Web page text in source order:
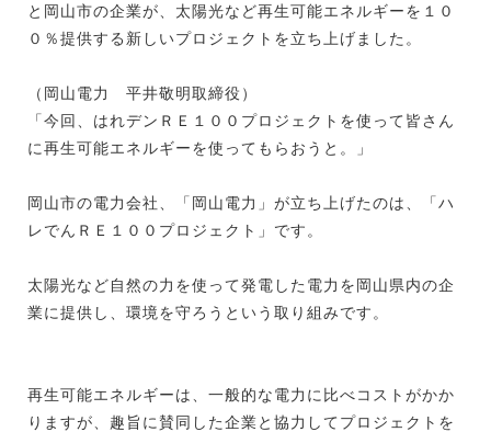
と岡山市の企業が、太陽光など再生可能エネルギーを１０
０％提供する新しいプロジェクトを立ち上げました。
（岡山電力 平井敬明取締役）
「今回、はれデンＲＥ１００プロジェクトを使って皆さん
に再生可能エネルギーを使ってもらおうと。」
岡山市の電力会社、「岡山電力」が立ち上げたのは、「ハ
レでんＲＥ１００プロジェクト」です。
太陽光など自然の力を使って発電した電力を岡山県内の企
業に提供し、環境を守ろうという取り組みです。
再生可能エネルギーは、一般的な電力に比べコストがかか
りますが、趣旨に賛同した企業と協力してプロジェクトを